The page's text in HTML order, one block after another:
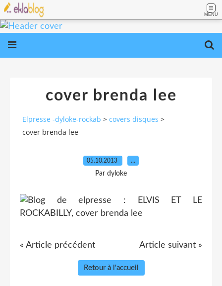
MENU
cover brenda lee
Elpresse -dyloke-rockab > covers disques >
cover brenda lee
05.10.2013 …
Par dyloke
« Article précédent Article suivant »
Retour à l'accueil